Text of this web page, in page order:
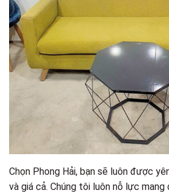
Chọn Phong Hải, bạn sẽ luôn được
và giá cả. Chúng tôi luôn nỗ lực mang